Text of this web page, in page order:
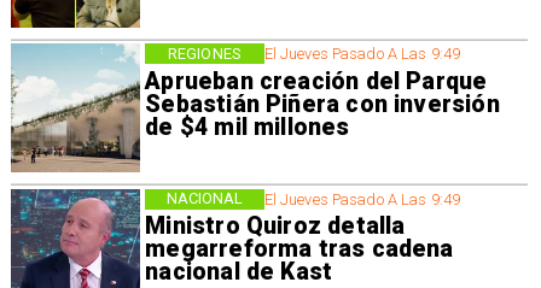
El Jueves Pasado A Las 9:49
Aprueban creación del Parque
Sebastián Piñera con inversión
de $4 mil millones
REGIONES
El Jueves Pasado A Las 9:49
Ministro Quiroz detalla
megarreforma tras cadena
nacional de Kast
NACIONAL